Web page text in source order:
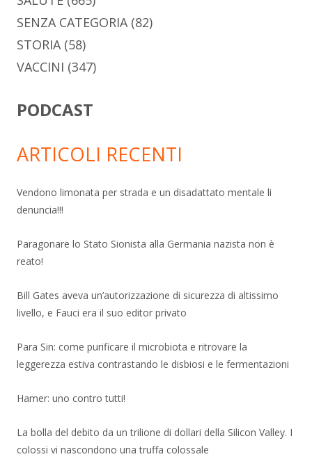
SENZA CATEGORIA(82)
STORIA(58)
VACCINI (347)
PODCAST
ARTICOLI RECENTI
Vendono limonata per strada e un disadattato mentale li
denuncia!!!
Paragonare lo Stato Sionista alla Germania nazista non è
reato!
Bill Gates aveva un’autorizzazione di sicurezza di altissimo
livello, e Fauci era il suo editor privato
Para Sin: come purificare il microbiota e ritrovare la
leggerezza estiva contrastando le disbiosi e le fermentazioni
Hamer: uno contro tutti!
La bolla del debito da un trilione di dollari della Silicon Valley. I
colossi vi nascondono una truffa colossale